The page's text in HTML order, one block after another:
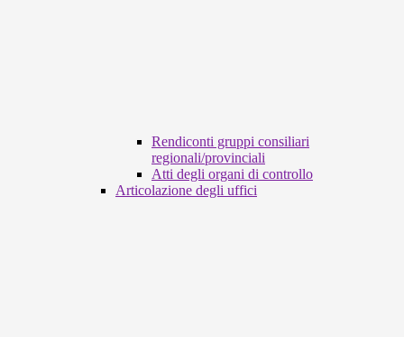
Rendiconti gruppi consiliari
regionali/provinciali
Atti degli organi di controllo
Articolazione degli uffici